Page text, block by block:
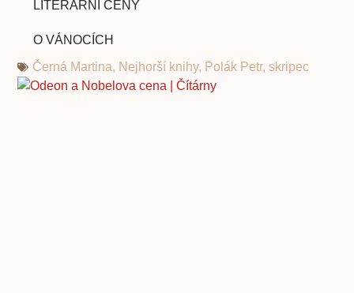
LITERÁRNÍ CENY
O VÁNOCÍCH
Černá Martina, Nejhorší knihy, Polák Petr,skripec